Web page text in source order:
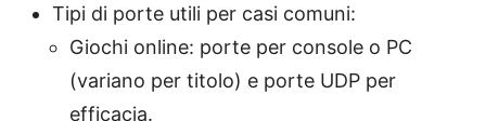
Tipi di porte utili per casi comuni:
Giochi online: porte per console o PC
(variano per titolo) e porte UDP per
efficacia.